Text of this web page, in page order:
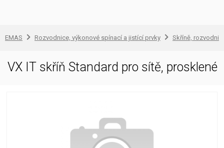
EMAS Rozvodnice, výkonové spínací a jistící prvky Skříně,
VX IT skříň Standard pro sítě, prosklené